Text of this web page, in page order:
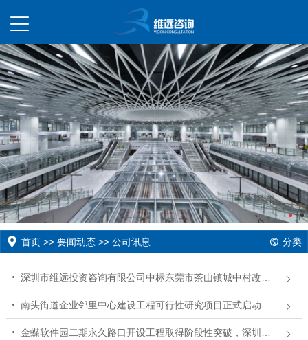
首页 >>要闻动态 >>公司讯息 分类
深圳市维远投资咨询有限公司中标东莞市茶山镇城中村改造配套道路交通疏解工程可行性研究项目
南头街道企业邻里中心建设工程可行性研究项目正式启动
金蝶软件园二期永久路口开设工程取得阶段性突破，深圳市维远投资咨询有限公司高效统筹多部门完成联合勘查